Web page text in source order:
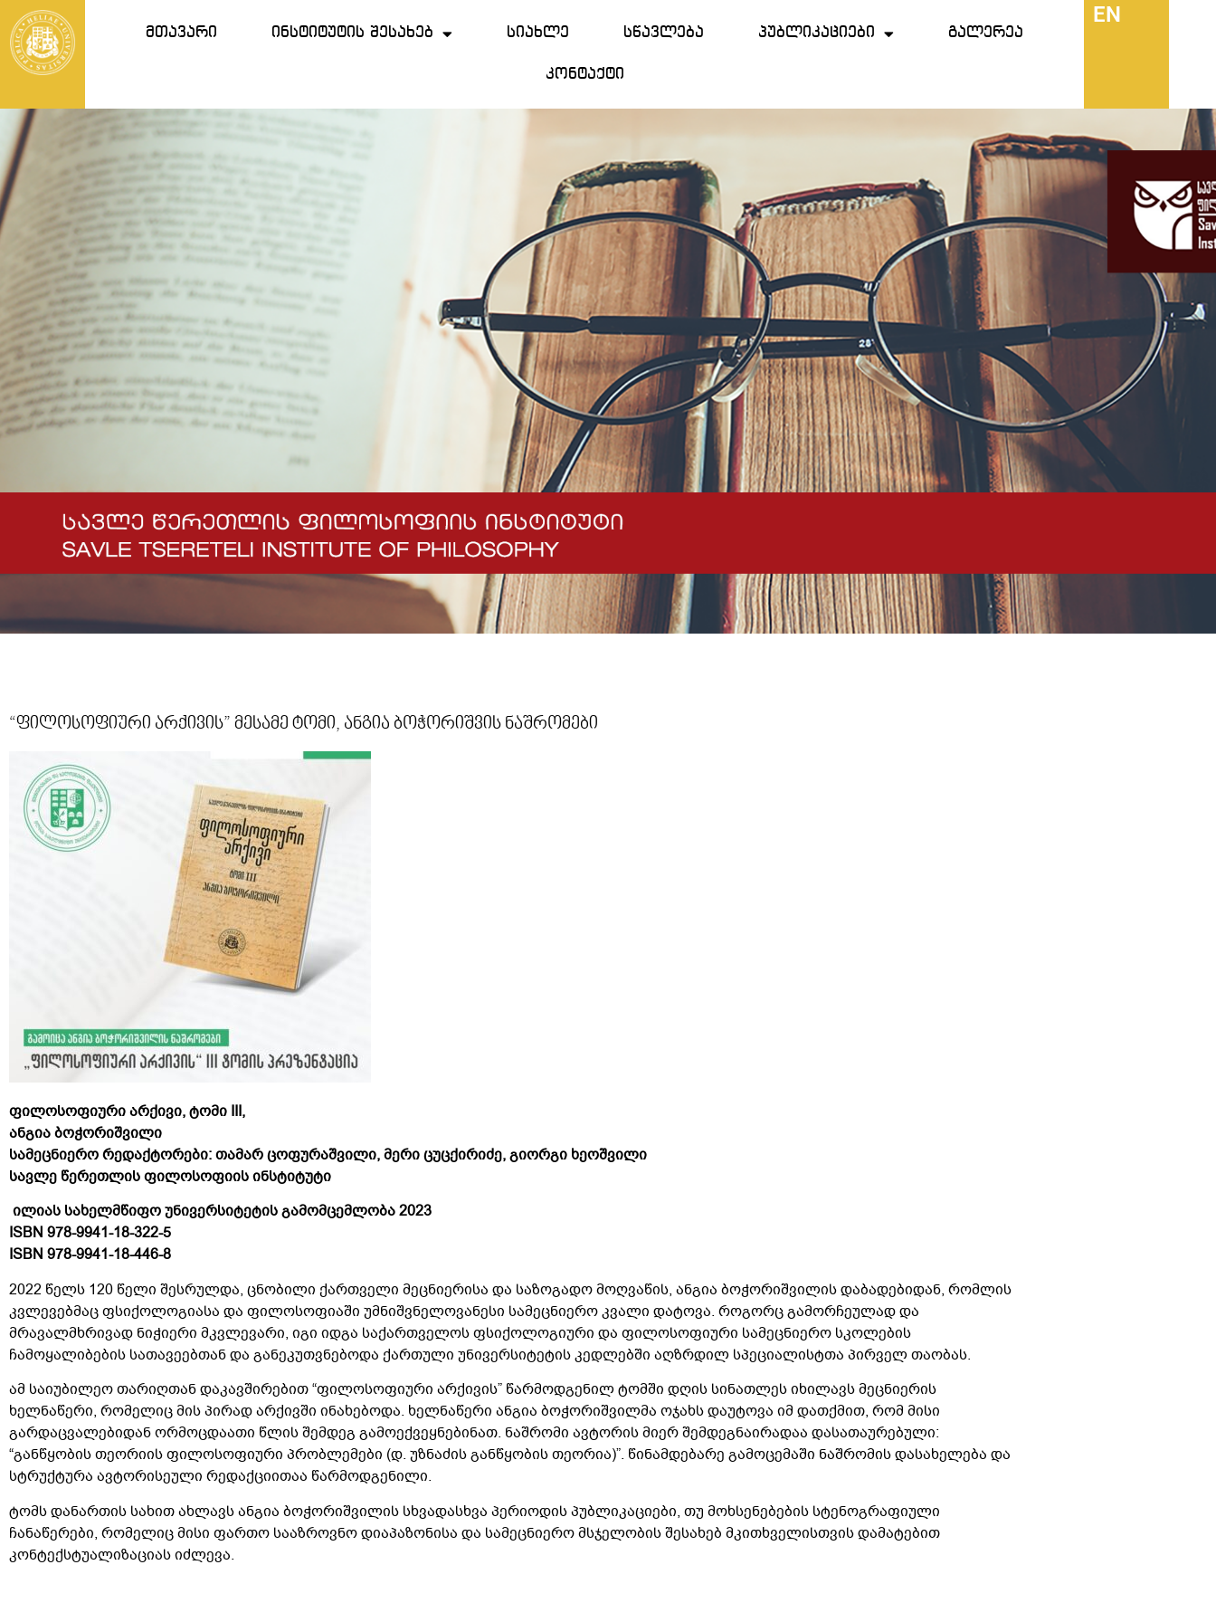
მთავარი ინსტიტუტის შესახებ სიახლე სწავლება პუბლიკაციები გალერეა
კონტაქტი
EN
“ფილოსოფიური არქივის” მესამე ტომი, ანგია ბოჭორიშვის ნაშრომები
ფილოსოფიური არქივი, ტომი III,
ანგია ბოჭორიშვილი
სამეცნიერო რედაქტორები: თამარ ცოფურაშვილი, მერი ცუცქირიძე, გიორგი ხეოშვილი
სავლე წერეთლის ფილოსოფიის ინსტიტუტი
ილიას სახელმწიფო უნივერსიტეტის გამომცემლობა 2023
ISBN 978-9941-18-322-5
ISBN 978-9941-18-446-8
2022 წელს 120 წელი შესრულდა, ცნობილი ქართველი მეცნიერისა და საზოგადო მოღვაწის, ანგია ბოჭორიშვილის დაბადებიდან, რომლის
კვლევებმაც ფსიქოლოგიასა და ფილოსოფიაში უმნიშვნელოვანესი სამეცნიერო კვალი დატოვა. როგორც გამორჩეულად და
მრავალმხრივად ნიჭიერი მკვლევარი, იგი იდგა საქართველოს ფსიქოლოგიური და ფილოსოფიური სამეცნიერო სკოლების
ჩამოყალიბების სათავეებთან და განეკუთვნებოდა ქართული უნივერსიტეტის კედლებში აღზრდილ სპეციალისტთა პირველ თაობას.
ამ საიუბილეო თარიღთან დაკავშირებით “ფილოსოფიური არქივის” წარმოდგენილ ტომში დღის სინათლეს იხილავს მეცნიერის
ხელნაწერი, რომელიც მის პირად არქივში ინახებოდა. ხელნაწერი ანგია ბოჭორიშვილმა ოჯახს დაუტოვა იმ დათქმით, რომ მისი
გარდაცვალებიდან ორმოცდაათი წლის შემდეგ გამოექვეყნებინათ. ნაშრომი ავტორის მიერ შემდეგნაირადაა დასათაურებული:
“განწყობის თეორიის ფილოსოფიური პრობლემები (დ. უზნაძის განწყობის თეორია)”. წინამდებარე გამოცემაში ნაშრომის დასახელება და
სტრუქტურა ავტორისეული რედაქციითაა წარმოდგენილი.
ტომს დანართის სახით ახლავს ანგია ბოჭორიშვილის სხვადასხვა პერიოდის პუბლიკაციები, თუ მოხსენებების სტენოგრაფიული
ჩანაწერები, რომელიც მისი ფართო სააზროვნო დიაპაზონისა და სამეცნიერო მსჯელობის შესახებ მკითხველისთვის დამატებით
კონტექსტუალიზაციას იძლევა.